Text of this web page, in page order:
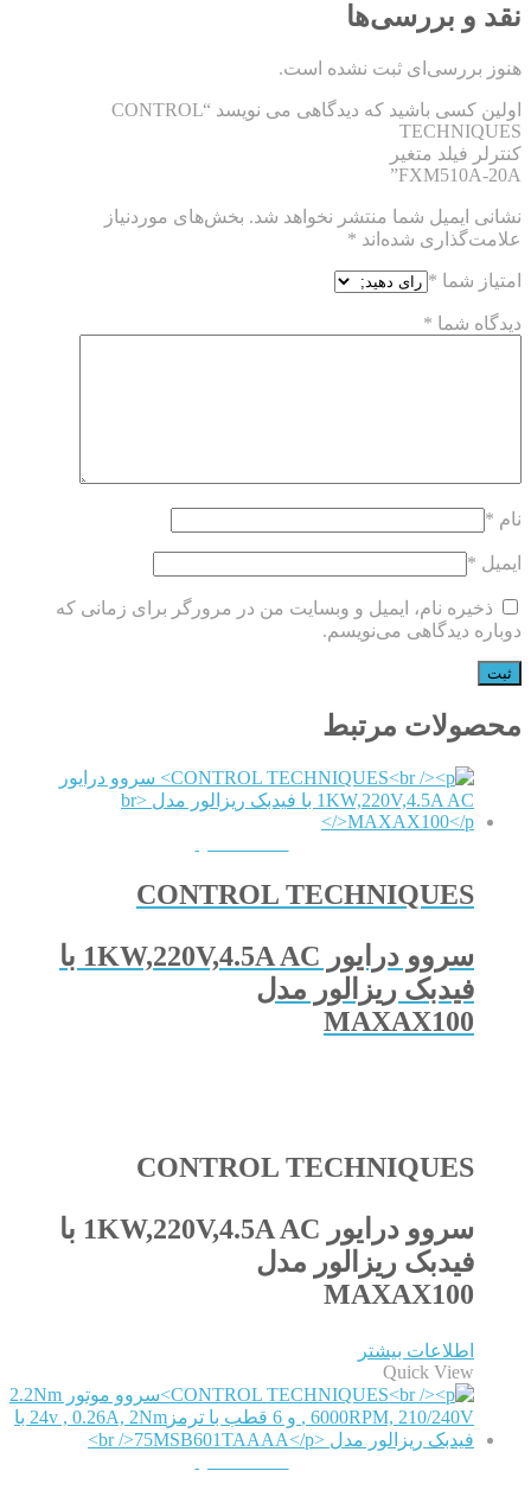
نقد و بررسی‌ها
هنوز بررسی‌ای ثبت نشده است.
اولین کسی باشید که دیدگاهی می نویسد “CONTROL
TECHNIQUES
کنترلر فیلد متغیر
FXM510A-20A”
نشانی ایمیل شما منتشر نخواهد شد. بخش‌های موردنیاز
علامت‌گذاری شده‌اند *
امتیاز شما *
دیدگاه شما *
نام *
ایمیل *
ذخیره نام، ایمیل و وبسایت من در مرورگر برای زمانی که
دوباره دیدگاهی می‌نویسم.
محصولات مرتبط
CONTROL TECHNIQUES
سروو درایور 1KW,220V,4.5A AC با
فیدبک ریزالور مدل
MAXAX100
CONTROL TECHNIQUES
سروو درایور 1KW,220V,4.5A AC با
فیدبک ریزالور مدل
MAXAX100
اطلاعات بیشتر
Quick View